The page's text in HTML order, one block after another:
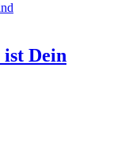
Dein